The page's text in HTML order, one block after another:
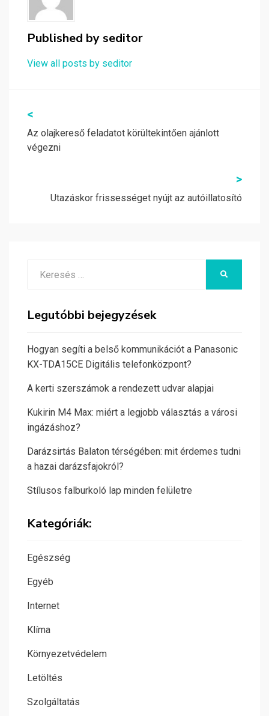
Published byseditor
View all posts by seditor
Bejegyzés
navigáció
<
Az olajkereső feladatot körültekintően ajánlott
végezni
>
Utazáskor frissességet nyújt az autóillatosító
Legutóbbi bejegyzések
Hogyan segíti a belső kommunikációt a Panasonic
KX-TDA15CE Digitális telefonközpont?
A kerti szerszámok a rendezett udvar alapjai
Kukirin M4 Max: miért a legjobb választás a városi
ingázáshoz?
Darázsirtás Balaton térségében: mit érdemes tudni
a hazai darázsfajokról?
Stílusos falburkoló lap minden felületre
Kategóriák:
Egészség
Egyéb
Internet
Klíma
Környezetvédelem
Letöltés
Szolgáltatás